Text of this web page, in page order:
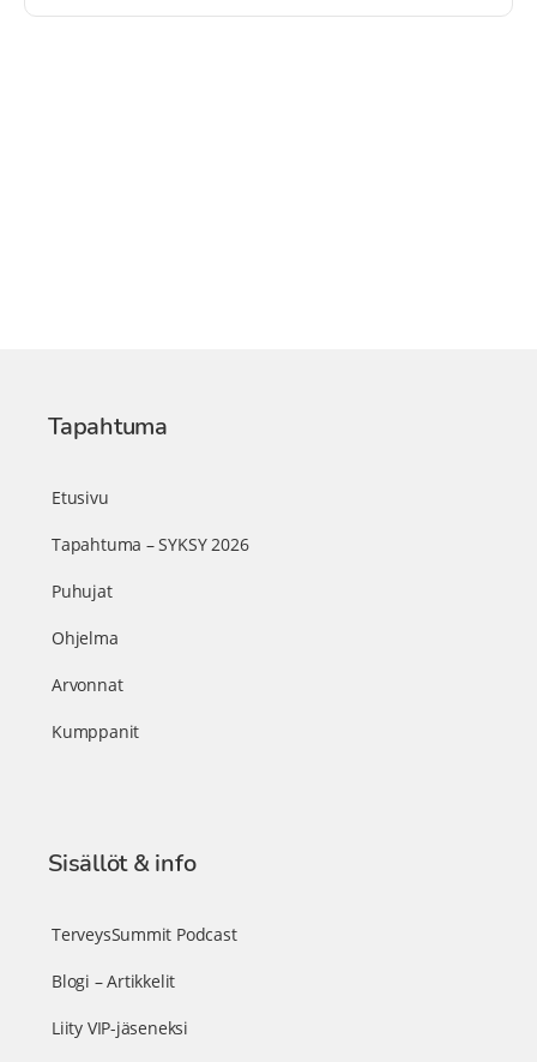
Tapahtuma
Etusivu
Tapahtuma – SYKSY 2026
Puhujat
Ohjelma
Arvonnat
Kumppanit
Sisällöt & info
TerveysSummit Podcast
Blogi – Artikkelit
Liity VIP-jäseneksi